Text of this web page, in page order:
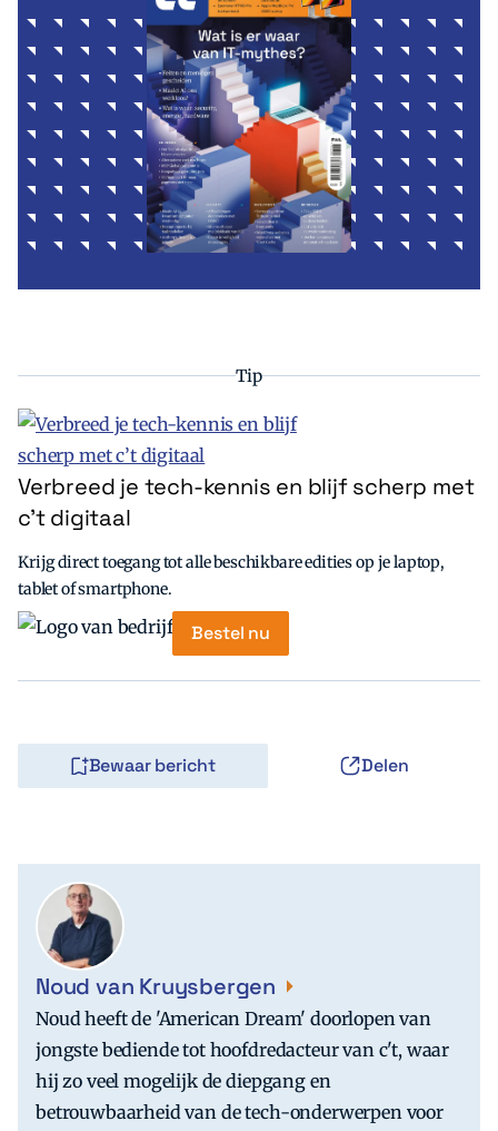
Tip
Verbreed je tech-kennis en blijf scherp met
c’t digitaal
Krijg direct toegang tot alle beschikbare edities op je laptop,
tablet of smartphone.
Bestel nu
Bewaar bericht Delen
Noud van Kruysbergen
Noud heeft de 'American Dream' doorlopen van
jongste bediende tot hoofdredacteur van c't, waar
hij zo veel mogelijk de diepgang en
betrouwbaarheid van de tech-onderwerpen voor